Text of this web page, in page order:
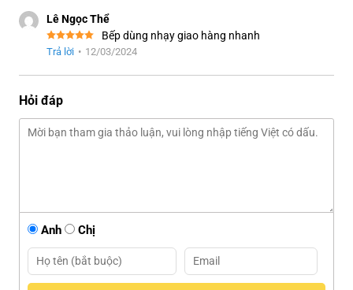
Lê Ngọc Thể
Bếp dùng nhạy giao hàng nhanh
Trả lời • 12/03/2024
Hỏi đáp
Anh Chị